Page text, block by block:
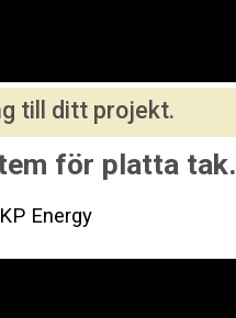
till ditt projekt.
för platta tak.
Energy